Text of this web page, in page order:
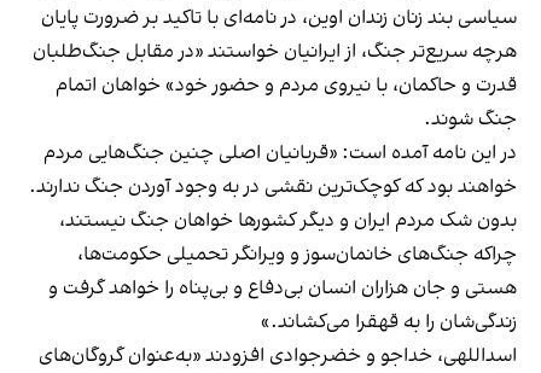
سیاسی بند زنان زندان اوین، در نامه‌‌ای با تاکید بر ضرورت پایان
هرچه سریع‌تر جنگ، از ایرانیان خواستند «در مقابل جنگ‌طلبان
قدرت و حاکمان، با نیروی مردم و حضور خود» خواهان اتمام
جنگ شوند.
در این نامه آمده است: «قربانیان اصلی چنین جنگ‌هایی مردم
خواهند بود که کوچک‌ترین نقشی در به وجود آوردن جنگ ندارند.
بدون شک مردم ایران و دیگر کشورها خواهان جنگ نیستند،
چراکه جنگ‌های خانمان‌سوز و ویرانگر تحمیلی حکومت‌ها،
هستی و جان هزاران انسان بی‌دفاع و بی‌پناه را خواهد گرفت و
زندگی‌شان را به قهقرا می‌کشاند.»
اسداللهی، خداجو و خضرجوادی افزودند «به‌عنوان گروگان‌های